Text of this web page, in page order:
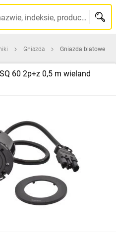
Szukaj po nazwie, indeksie, producencie, kodzie kreskowym...
Gniazda Gniazda blatowe
60 2p+z 0,5 m wieland